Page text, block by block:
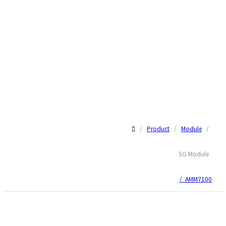
/ Product / Module /
5G Module
/ AMM7100